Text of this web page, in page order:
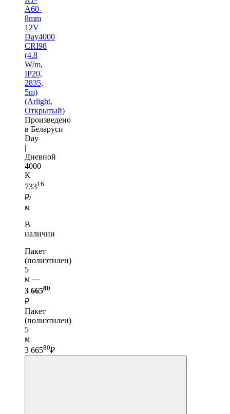
A60-
8mm
12V
Day4000
CRI98
(4.8
W/m,
IP20,
2835,
5m)
(Arlight,
Открытый)
Произведено
в Беларуси
Day
|
Дневной
4000
K
73316
₽/
м
В
наличии
Пакет
(полиэтилен)
5
м —
3 66580
₽
Пакет
(полиэтилен)
5
м
3 66580₽